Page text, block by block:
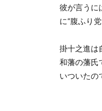
彼が言うに
に“腹ふり
掛十之進は
和藩の藩氏
いついたの